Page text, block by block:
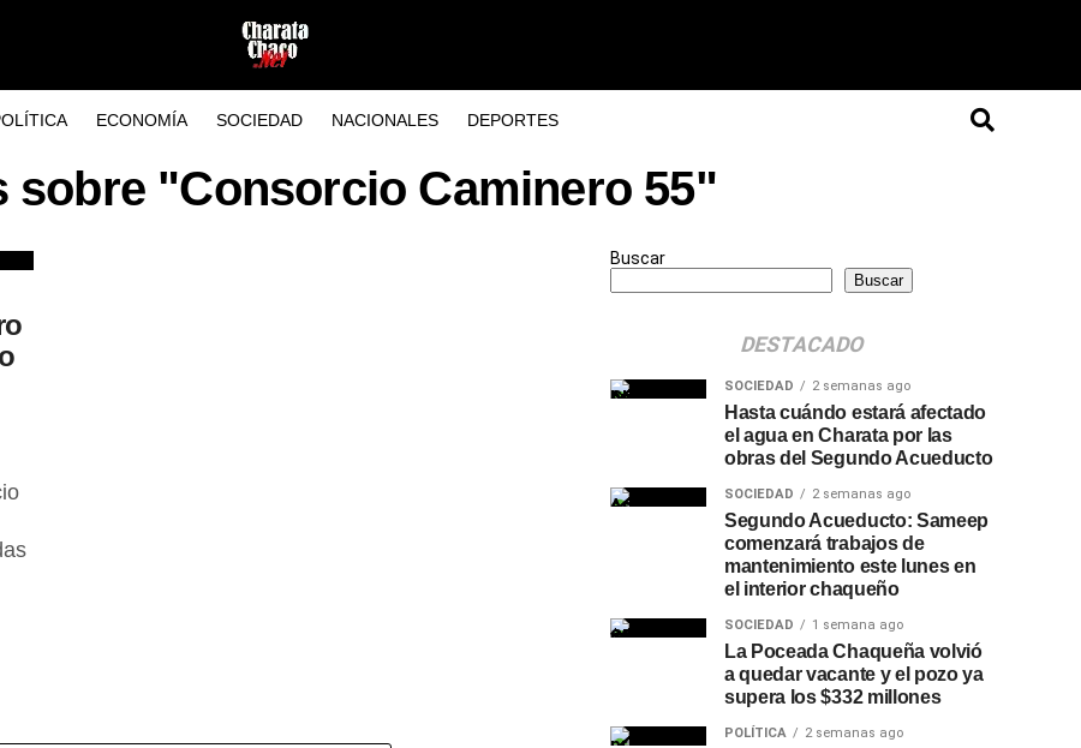
ECONOMÍA SOCIEDAD NACIONALES DEPORTES
sobre "Consorcio Caminero 55"
Buscar
Buscar
DESTACADO
SOCIEDAD 2 semanas ago
Hasta cuándo estará afectado
el agua en Charata por las
obras del Segundo Acueducto
SOCIEDAD 2 semanas ago
Segundo Acueducto: Sameep
comenzará trabajos de
mantenimiento este lunes en
el interior chaqueño
SOCIEDAD 1 semana ago
La Poceada Chaqueña volvió
a quedar vacante y el pozo ya
supera los $332 millones
POLÍTICA 2 semanas ago